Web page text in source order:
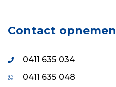
Contact opnemen
0411 635 034
0411 635 048